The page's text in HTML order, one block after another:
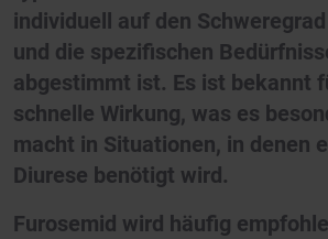
individuell auf den
und die spezifischen
abgestimmt ist. Es ist bekannt
schnelle Wirkung, was es
macht in Situationen, in denen
Diurese benötigt wird.
Furosemid wird häufig